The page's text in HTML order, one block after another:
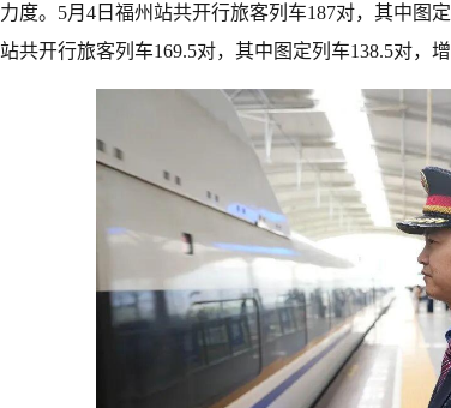
力度。5月4日福州站共开行旅客列车187对，其中图
站共开行旅客列车169.5对，其中图定列车138.5对，增